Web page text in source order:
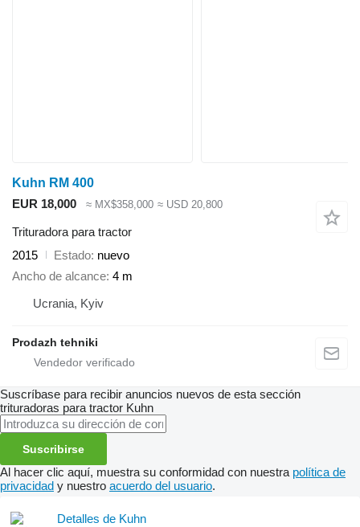
Kuhn RM 400
EUR 18,000
≈ MX$358,000 ≈ USD 20,800
Trituradora para tractor
2015
Estado nuevo
Ancho de alcance 4 m
Ucrania, Kyiv
Prodazh tehniki
Suscríbase para recibir anuncios nuevos de esta sección
trituradoras para tractor Kuhn
Suscribirse
Al hacer clic aquí, muestra su conformidad con nuestra política de
privacidad y nuestro acuerdo del usuario.
Detalles de Kuhn